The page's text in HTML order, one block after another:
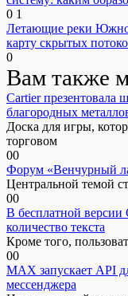
0 1
Летающие реки
карту скрытых
0
Вам также
Cartier презентовала
благородных
Доска для игры,
торговом
00
Форум «Венчурный
Центральной темой
00
В бесплатной версии
количество текста
Кроме того,
00
MAX запускает API
мессенджера